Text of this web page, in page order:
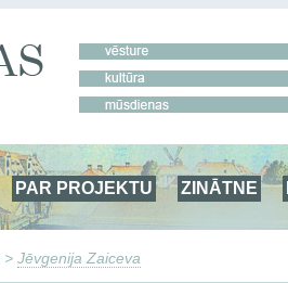
PAR PROJEKTU ZINĀTNE
> Jēvgenija Zaiceva